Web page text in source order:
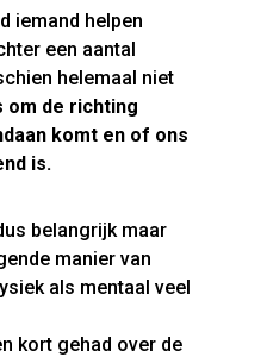
iemand helpen
een aantal
helemaal niet
om de richting
komt en of ons
is.
belangrijk maar
manier van
als mentaal veel
kort gehad over de